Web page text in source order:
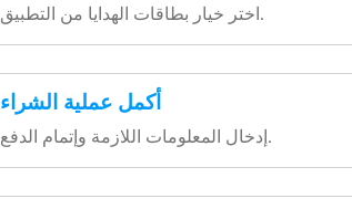
اختر خيار بطاقات الهدايا من التطبيق.
أكمل عملية الشراء
إدخال المعلومات اللازمة وإتمام الدفع.